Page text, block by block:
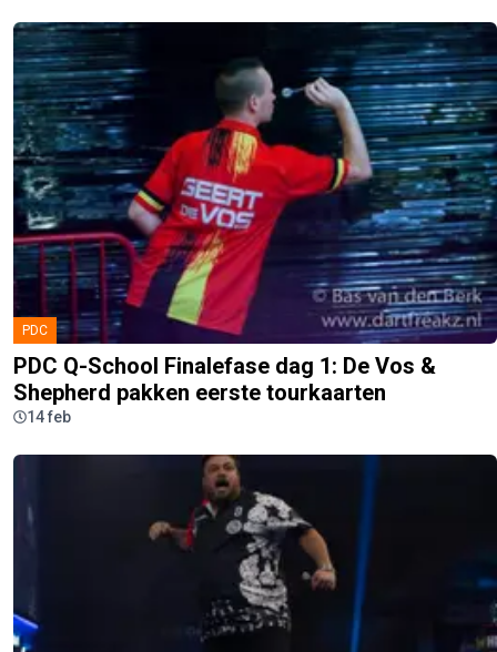
PDC
PDC Q-School Finalefase dag 1: De Vos &
Shepherd pakken eerste tourkaarten
14 feb